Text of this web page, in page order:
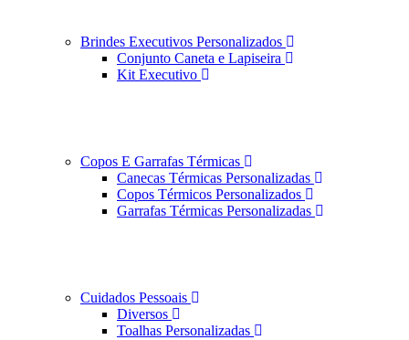
Brindes Executivos Personalizados
Conjunto Caneta e Lapiseira
Kit Executivo
Copos E Garrafas Térmicas
Canecas Térmicas Personalizadas
Copos Térmicos Personalizados
Garrafas Térmicas Personalizadas
Cuidados Pessoais
Diversos
Toalhas Personalizadas